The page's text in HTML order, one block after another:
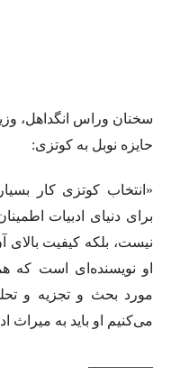
سخنان وراس انگداهل،
حایزه نوبل به کوتزی:
«انتخاب کوتزی کار
برای دنیای ادبیات
نیست، بلکه کیفیت
او نویسنده‌ای است که
مورد بحث و تجزیه و
می‌کنیم او باید به میراث
————–